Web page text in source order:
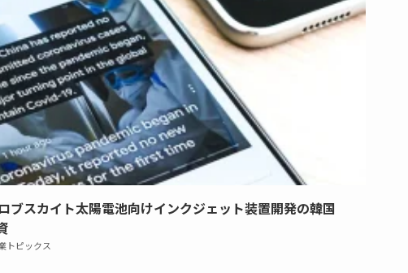
ブスカイト太陽電池向けインクジェット装置開発の韓国
トピックス